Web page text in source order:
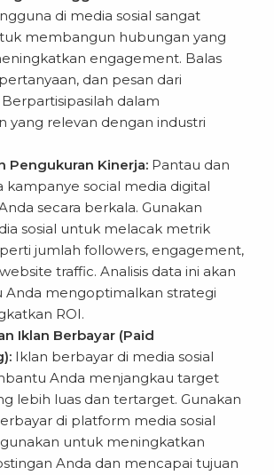
di media sosial sangat
membangun hubungan yang
engagement. Balas
dan pesan dari
dalam
yang relevan dengan industri
Pengukuran Kinerja: Pantau dan
kampanye social media digital
secara berkala. Gunakan
sosial untuk melacak metrik
jumlah followers, engagement,
traffic. Analisis data ini akan
mengoptimalkan strategi
ROI.
Iklan Berbayar (Paid
Iklan berbayar di media sosial
Anda menjangkau target
lebih luas dan tertarget. Gunakan
di platform media sosial
untuk meningkatkan
Anda dan mencapai tujuan